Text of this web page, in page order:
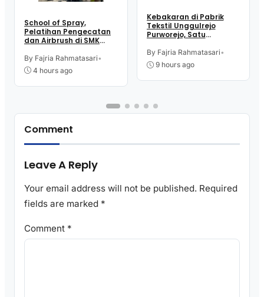
School of Spray,
Pelatihan Pengecatan
dan Airbrush di SMK
Kutoarjo
By Fajria Rahmatasari•
4 hours ago
Kebakaran di Pabrik
Tekstil Unggulrejo
Purworejo, Satu
Tulang, Petugas
Damkar Sesak Nafas
By Fajria Rahmatasari•
9 hours ago
Comment
Leave A Reply
Your email address will not be published. Required
fields are marked *
Comment *